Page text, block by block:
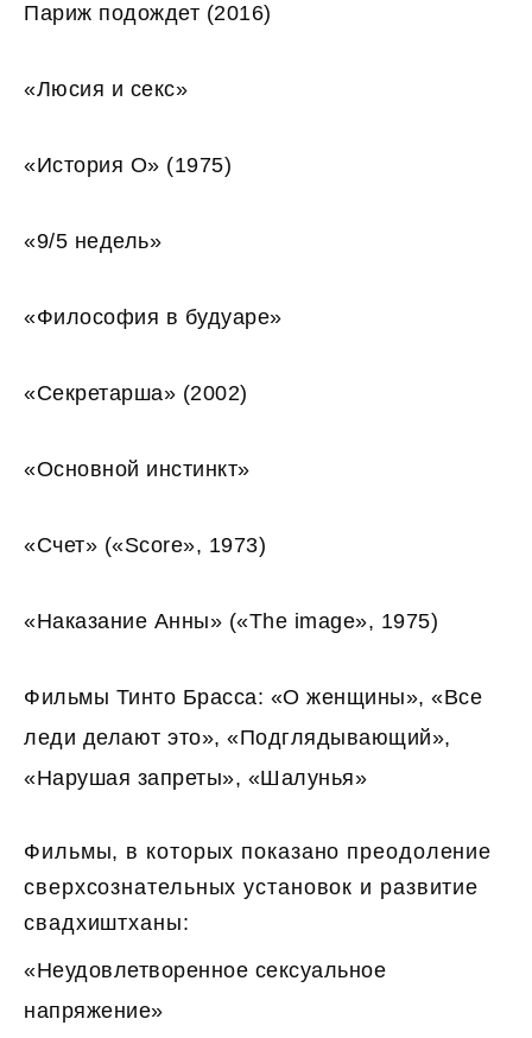
Париж подождет (2016)
«Люсия и секс»
«История О» (1975)
«9/5 недель»
«Философия в будуаре»
«Секретарша» (2002)
«Основной инстинкт»
«Счет» («Score», 1973)
«Наказание Анны» («The image», 1975)
Фильмы Тинто Брасса: «О женщины», «Все
леди делают это», «Подглядывающий»,
«Нарушая запреты», «Шалунья»
Фильмы, в которых показано преодоление
сверхсознательных установок и развитие
свадхиштханы:
«Неудовлетворенное сексуальное
напряжение»